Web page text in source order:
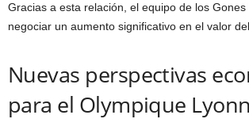
Gracias a esta relación, el equipo de los
negociar un aumento significativo en el valor
Nuevas perspectivas
para el Olympique